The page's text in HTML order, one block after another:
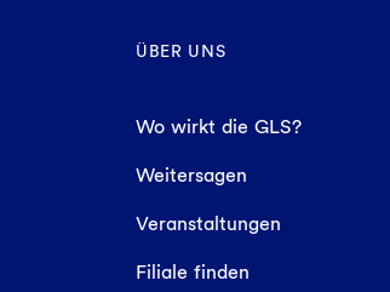
ÜBER UNS
Wo wirkt die GLS?
Weitersagen
Veranstaltungen
Filiale finden